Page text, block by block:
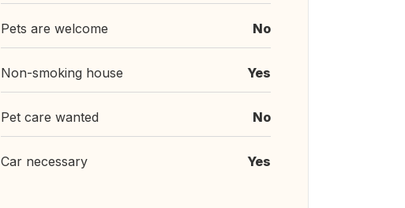
Pets are welcome No
Non-smoking house Yes
Pet care wanted No
Car necessary Yes